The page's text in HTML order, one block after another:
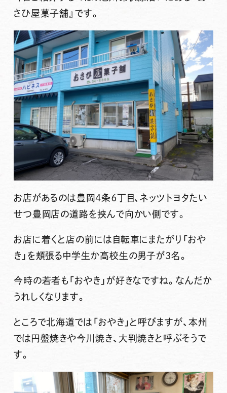
さひ屋菓子舗』です。
お店があるのは豊岡4条６丁目、ネッツトヨタたい
せつ豊岡店の道路を挟んで向かい側です。
お店に着くと店の前には自転車にまたがり「おや
き」を頬張る中学生か高校生の男子が3名。
今時の若者も「おやき」が好きなですね。なんだか
うれしくなります。
ところで北海道では「おやき」と呼びますが、本州
では円盤焼きや今川焼き、大判焼きと呼ぶそうで
す。